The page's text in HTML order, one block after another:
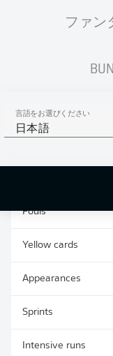
ファン
言語をお選びください
日本語
統計
Fouls
Yellow cards
Appearances
Sprints
Intensive runs